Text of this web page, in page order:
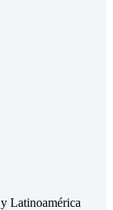
Latinoamérica